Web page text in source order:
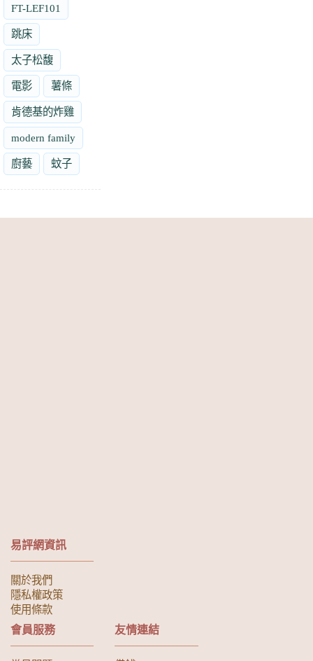
FT-LEF101
跳床
太子松馥
電影 薯條
肯德基的炸雞
modern family
廚藝 蚊子
易評網資訊
關於我們
隱私權政策
使用條款
會員服務 友情連結